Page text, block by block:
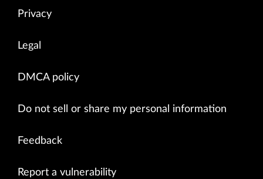
Privacy
Legal
DMCA policy
Do not sell or share my personal information
Feedback
Report a vulnerability